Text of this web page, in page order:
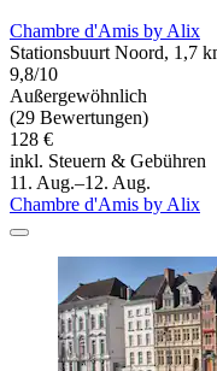
Chambre d'Amis by Alix
Stationsbuurt Noord, 1,7
9,8/10
Außergewöhnlich
(29 Bewertungen)
128 €
inkl. Steuern & Gebühren
11. Aug.–12. Aug.
Chambre d'Amis by Alix